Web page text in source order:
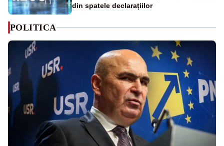
din spatele declarațiilor
POLITICA